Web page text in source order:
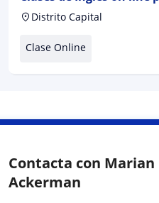
Distrito Capital
Clase Online
Contacta con Marian
Ackerman